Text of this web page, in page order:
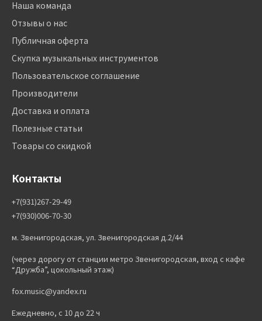
Наша команда
Отзывы о нас
Публичная оферта
Скупка музыкальных инструментов
Пользовательское соглашение
Производители
Доставка и оплата
Полезные статьи
Товары со скидкой
Контакты
+7(931)267-29-49
+7(930)006-70-30
м. Звенигородская, ул. Звенигородская д.2/44
(через дорогу от станции метро Звенигородская, вход с кафе
“Дружба”, цокольный этаж)
fox.music@yandex.ru
Ежедневно, с 10 до 22 ч